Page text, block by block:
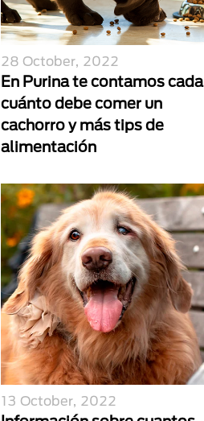
28 October, 2022
En Purina te contamos cada
cuánto debe comer un
cachorro y más tips de
alimentación
13 October, 2022